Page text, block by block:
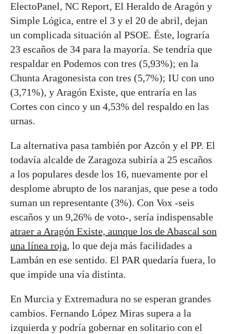
ElectoPanel, NC Report, El Heraldo de Aragón y
Simple Lógica, entre el 3 y el 20 de abril, dejan
un complicada situación al PSOE. Éste, lograría
23 escaños de 34 para la mayoría. Se tendría que
respaldar en Podemos con tres (5,93%); en la
Chunta Aragonesista con tres (5,7%); IU con uno
(3,71%), y Aragón Existe, que entraría en las
Cortes con cinco y un 4,53% del respaldo en las
urnas.
La alternativa pasa también por Azcón y el PP. El
todavía alcalde de Zaragoza subiría a 25 escaños
a los populares desde los 16, nuevamente por el
desplome abrupto de los naranjas, que pese a todo
suman un representante (3%). Con Vox -seis
escaños y un 9,26% de voto-, sería indispensable
atraer a Aragón Existe, aunque los de Abascal son
una línea roja, lo que deja más facilidades a
Lambán en ese sentido. El PAR quedaría fuera, lo
que impide una vía distinta.
En Murcia y Extremadura no se esperan grandes
cambios. Fernando López Miras supera a la
izquierda y podría gobernar en solitario con el